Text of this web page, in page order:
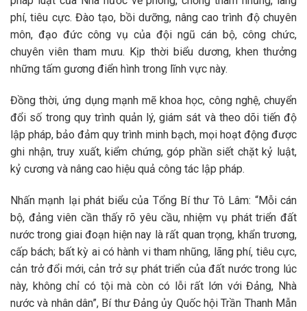
phí, tiêu cực. Đào tạo, bồi dưỡng, nâng cao trình độ chuyên
môn, đạo đức công vụ của đội ngũ cán bộ, công chức,
chuyên viên tham mưu. Kịp thời biểu dương, khen thưởng
những tấm gương điển hình trong lĩnh vực này.
Đồng thời, ứng dụng mạnh mẽ khoa học, công nghệ, chuyển
đổi số trong quy trình quản lý, giám sát và theo dõi tiến độ
lập pháp, bảo đảm quy trình minh bạch, mọi hoạt động được
ghi nhận, truy xuất, kiểm chứng, góp phần siết chặt kỷ luật,
kỷ cương và nâng cao hiệu quả công tác lập pháp.
Nhấn mạnh lại phát biểu của Tổng Bí thư Tô Lâm: “Mỗi cán
bộ, đảng viên cần thấy rõ yêu cầu, nhiệm vụ phát triển đất
nước trong giai đoạn hiện nay là rất quan trọng, khẩn trương,
cấp bách; bất kỳ ai có hành vi tham nhũng, lãng phí, tiêu cực,
cản trở đổi mới, cản trở sự phát triển của đất nước trong lúc
này, không chỉ có tội mà còn có lỗi rất lớn với Đảng, Nhà
nước và nhân dân”, Bí thư Đảng ủy Quốc hội Trần Thanh Mẫn